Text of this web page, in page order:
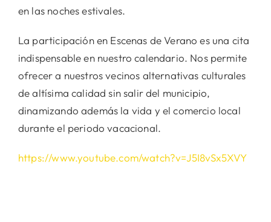
en las noches estivales.
La participación en Escenas de Verano es una cita
indispensable en nuestro calendario. Nos permite
ofrecer a nuestros vecinos alternativas culturales
de altísima calidad sin salir del municipio,
dinamizando además la vida y el comercio local
durante el periodo vacacional.
https://www.youtube.com/watch?v=J5I8vSx5XVY